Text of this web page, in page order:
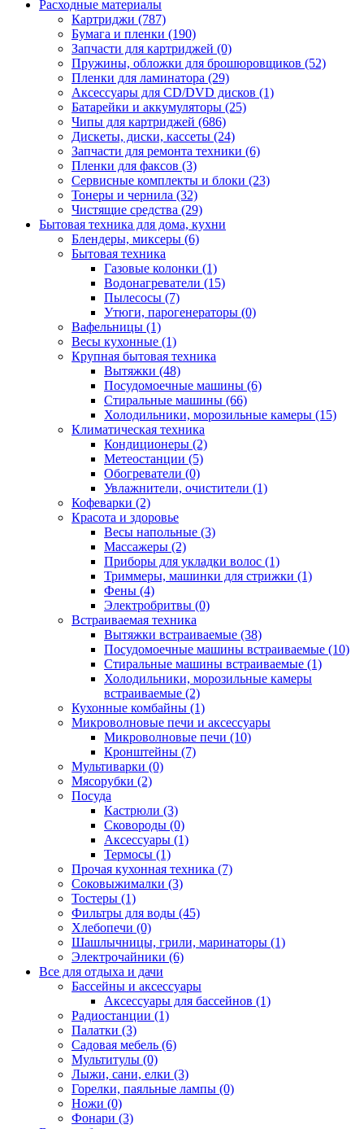
Расходные материалы
Картриджи (787)
Бумага и пленки (190)
Запчасти для картриджей (0)
Пружины, обложки для брошюровщиков (52)
Пленки для ламинатора (29)
Аксессуары для CD/DVD дисков (1)
Батарейки и аккумуляторы (25)
Чипы для картриджей (686)
Дискеты, диски, кассеты (24)
Запчасти для ремонта техники (6)
Пленки для факсов (3)
Сервисные комплекты и блоки (23)
Тонеры и чернила (32)
Чистящие средства (29)
Бытовая техника для дома, кухни
Блендеры, миксеры (6)
Бытовая техника
Газовые колонки (1)
Водонагреватели (15)
Пылесосы (7)
Утюги, парогенераторы (0)
Вафельницы (1)
Весы кухонные (1)
Крупная бытовая техника
Вытяжки (48)
Посудомоечные машины (6)
Стиральные машины (66)
Холодильники, морозильные камеры (15)
Климатическая техника
Кондиционеры (2)
Метеостанции (5)
Обогреватели (0)
Увлажнители, очистители (1)
Кофеварки (2)
Красота и здоровье
Весы напольные (3)
Массажеры (2)
Приборы для укладки волос (1)
Триммеры, машинки для стрижки (1)
Фены (4)
Электробритвы (0)
Встраиваемая техника
Вытяжки встраиваемые (38)
Посудомоечные машины встраиваемые (10)
Стиральные машины встраиваемые (1)
Холодильники, морозильные камеры
встраиваемые (2)
Кухонные комбайны (1)
Микроволновые печи и аксессуары
Микроволновые печи (10)
Кронштейны (7)
Мультиварки (0)
Мясорубки (2)
Посуда
Кастрюли (3)
Сковороды (0)
Аксессуары (1)
Термосы (1)
Прочая кухонная техника (7)
Соковыжималки (3)
Тостеры (1)
Фильтры для воды (45)
Хлебопечи (0)
Шашлычницы, грили, маринаторы (1)
Электрочайники (6)
Все для отдыха и дачи
Бассейны и аксессуары
Аксессуары для бассейнов (1)
Радиостанции (1)
Палатки (3)
Садовая мебель (6)
Мультитулы (0)
Лыжи, сани, елки (3)
Горелки, паяльные лампы (0)
Ножи (0)
Фонари (3)